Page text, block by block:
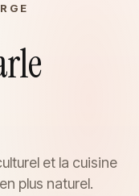
et la cuisine
plus naturel.